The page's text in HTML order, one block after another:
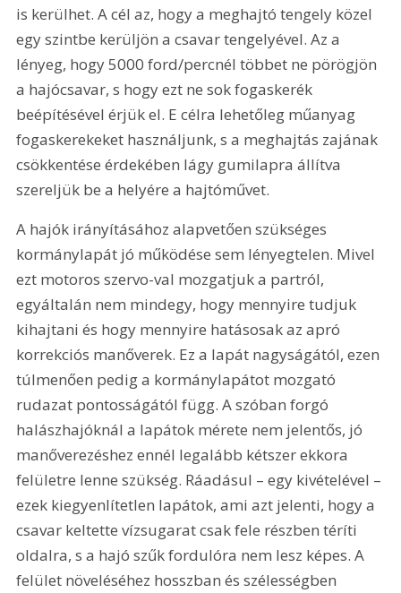
is kerülhet. A cél az, hogy a meghajtó tengely közel
egy szintbe kerüljön a csavar tengelyével. Az a
lényeg, hogy 5000 ford/percnél többet ne pörögjön
a hajócsavar, s hogy ezt ne sok fogaskerék
beépítésével érjük el. E célra lehetőleg műanyag
fogaskerekeket használjunk, s a meghajtás zajának
csökkentése érdekében lágy gumilapra állítva
szereljük be a helyére a hajtóművet.
A hajók irányításához alapvetően szükséges
kormánylapát jó működése sem lényegtelen. Mivel
ezt motoros szervo-val mozgatjuk a partról,
egyáltalán nem mindegy, hogy mennyire tudjuk
kihajtani és hogy mennyire hatásosak az apró
korrekciós manőverek. Ez a lapát nagyságától, ezen
túlmenően pedig a kormánylapátot mozgató
rudazat pontosságától függ. A szóban forgó
halászhajóknál a lapátok mérete nem jelentős, jó
manőverezéshez ennél legalább kétszer ekkora
felületre lenne szükség. Ráadásul – egy kivételével –
ezek kiegyenlítetlen lapátok, ami azt jelenti, hogy a
csavar keltette vízsugarat csak fele részben téríti
oldalra, s a hajó szűk fordulóra nem lesz képes. A
felület növeléséhez hosszban és szélességben